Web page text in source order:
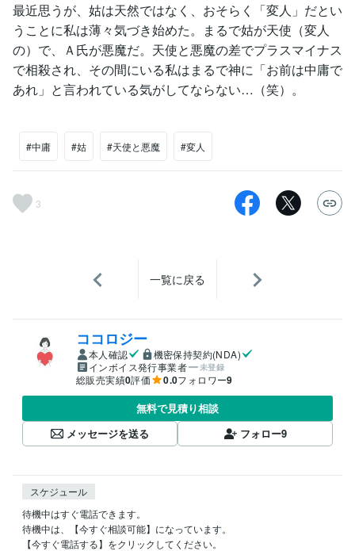
最近思うが、姑は天然ではなく、おそらく「変人」だとい
うことに私は薄々気づき始めた。まるで姑が天使（変人
の）で、Ａ氏が悪魔だ。天使と悪魔の差でプラスマイナス
で相殺され、その間にいる私はまるで神に「お前は中庸で
あれ」と言われている気がしてならない…（笑）。
#中庸 #姑 #天使と悪魔 #変人
3
一覧に戻る
ココロジー
本人確認
機密保持契約(NDA)
インボイス発行事業者
未登録
総販売実績0評価 0.0フォロワー9
無料で見積り相談
メッセージを送る
フォロー9
スケジュール
待機中はすぐ電話できます。
待機中は、【今すぐ相談可能】になっています。
【今すぐ電話する】をクリックしてください。